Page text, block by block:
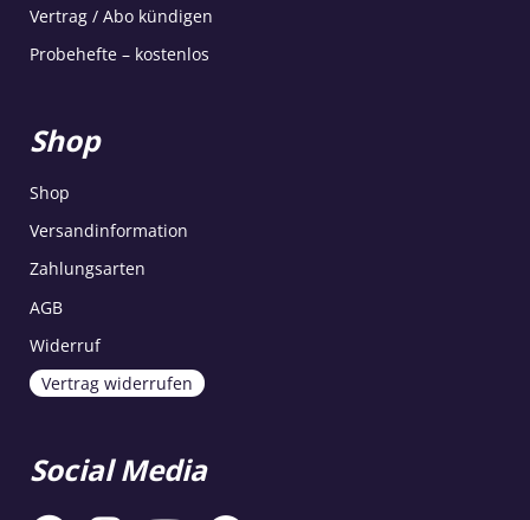
Vertrag / Abo kündigen
Probehefte – kostenlos
Shop
Shop
Versandinformation
Zahlungsarten
AGB
Widerruf
Vertrag widerrufen
Social Media